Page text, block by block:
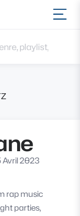
Avril 2023
rap music
parties,